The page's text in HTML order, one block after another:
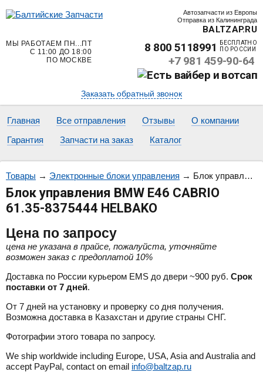
Автозапчасти из Европы
Отправка из Калининграда
BALTZAP.RU
МЫ РАБОТАЕМ ПН...ПТ
С 11:00 ДО 18:00
ПО МОСКВЕ
8 800 5118991
БЕСПЛАТНО
ПО РОССИИ
+7 981 459-90-64
Заказать обратный звонок
Главная Все отправления Отзывы
О компании
Гарантия
Запчасти на заказ Каталог
Товары → Электронные блоки управления → Блок управления BMW E46 CABRIO 61.35-8375444 HELBAKO
Блок управления BMW E46 CABRIO
61.35-8375444 HELBAKO
Цена по запросу
цена не указана в прайсе, пожалуйста, уточняйте
возможен заказ с предоплатой 10%
Доставка по России курьером EMS до двери ~900 руб. Срок
поставки от 7 дней.
От 7 дней на установку и проверку со дня получения.
Возможна доставка в Казахстан и другие страны СНГ.
Фотографии этого товара по запросу.
We ship worldwide including Europe, USA, Asia and Australia and
accept PayPal, contact on email info@baltzap.ru